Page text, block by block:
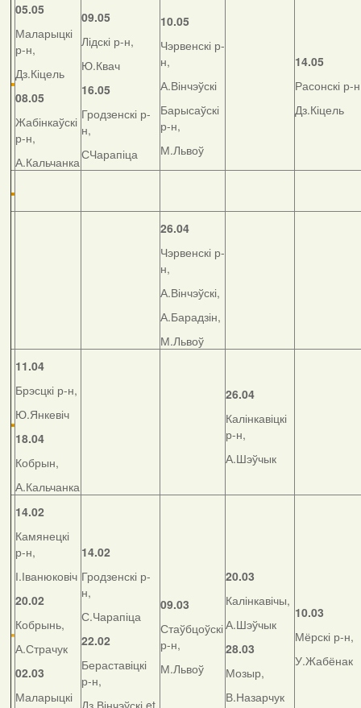
05.05
Маларыцкі
р-н,
Дз.Кіцель
08.05
Жабінкаўскі
р-н,
А.Кальчанка
09.05
Лідскі р-н,
Ю.Квач
16.05
Гродзенскі р-
н,
СЧарапіца
10.05
Чэрвенскі р-
н,
А.Вінчэўскі
Барысаўскі
р-н,
М.Львоў
14.05
Расонскі р-
Дз.Кіцель
26.04
Чэрвенскі р-
н,
А.Вінчэўскі,
А.Барадзін,
М.Львоў
11.04
Брэсцкі р-н,
Ю.Янкевіч
18.04
Кобрын,
А.Кальчанка
26.04
Калінкавіцкі
р-н,
А.Шэўчык
14.02
Камянецкі
р-н,
І.Іванюковіч
20.02
Кобрынь,
А.Страчук
02.03
Маларыцкі
14.02
Гродзенскі р-
н,
С.Чарапіца
22.02
Бераставіцкі
р-н,
Дз.Вінчэўскі et
09.03
Стаўбцоўскі
р-н,
М.Львоў
20.03
Калінкавічы,
А.Шэўчык
28.03
Мозыр,
В.Назарчук
10.03
Мёрскі р-н,
У.Жабёнак